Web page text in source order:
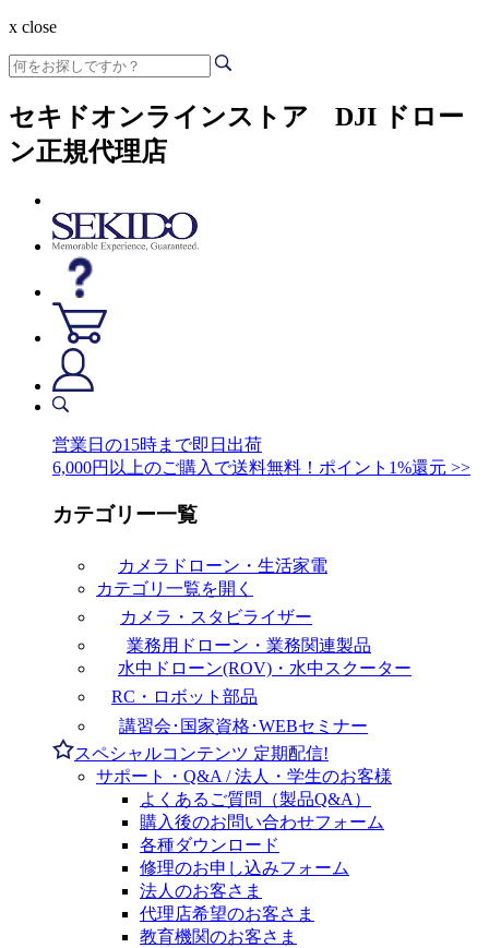
x close
セキドオンラインストア DJI ドロー
ン正規代理店
営業日の15時まで即日出荷
6,000円以上のご購入で送料無料！ポイント1%還元 >>
カテゴリー一覧
カメラドローン・生活家電
カテゴリ一覧を開く
カメラ・スタビライザー
業務用ドローン・業務関連製品
水中ドローン(ROV)・水中スクーター
RC・ロボット部品
講習会･国家資格･WEBセミナー
スペシャルコンテンツ 定期配信!
サポート・Q&A / 法人・学生のお客様
よくあるご質問（製品Q&A）
購入後のお問い合わせフォーム
各種ダウンロード
修理のお申し込みフォーム
法人のお客さま
代理店希望のお客さま
教育機関のお客さま